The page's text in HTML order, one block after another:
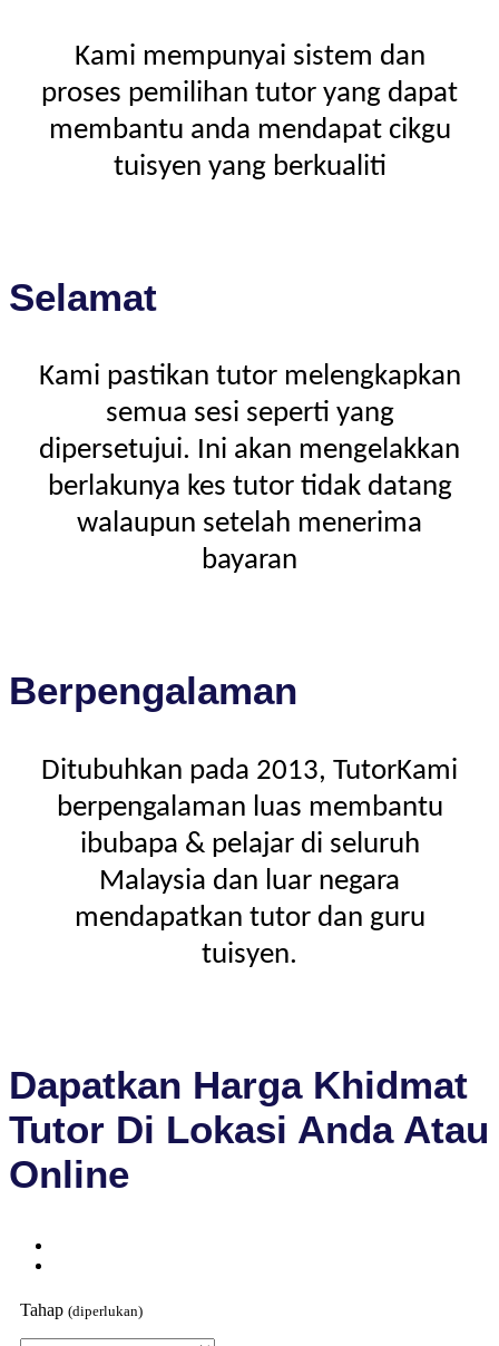
Kami mempunyai sistem dan
proses pemilihan tutor yang dapat
membantu anda mendapat cikgu
tuisyen yang berkualiti
Selamat
Kami pastikan tutor melengkapkan
semua sesi seperti yang
dipersetujui. Ini akan mengelakkan
berlakunya kes tutor tidak datang
walaupun setelah menerima
bayaran
Berpengalaman
Ditubuhkan pada 2013, TutorKami
berpengalaman luas membantu
ibubapa & pelajar di seluruh
Malaysia dan luar negara
mendapatkan tutor dan guru
tuisyen.
Dapatkan Harga Khidmat
Tutor Di Lokasi Anda Atau
Online
Tahap (diperlukan)